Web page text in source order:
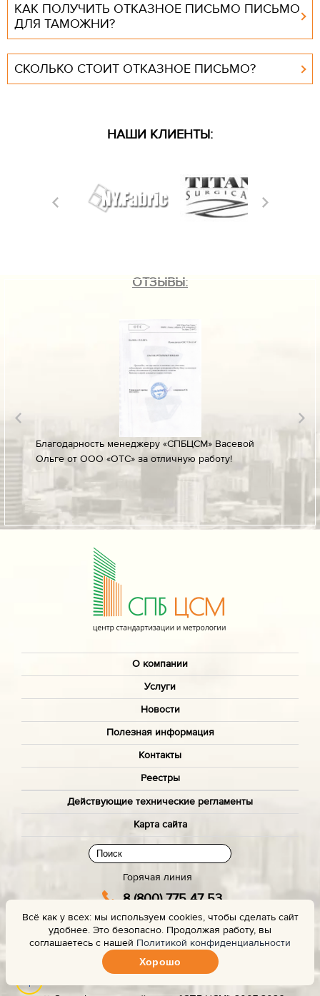
КАК ПОЛУЧИТЬ ОТКАЗНОЕ ПИСЬМО ПИСЬМО
ДЛЯ ТАМОЖНИ?
СКОЛЬКО СТОИТ ОТКАЗНОЕ ПИСЬМО?
НАШИ КЛИЕНТЫ:
ОТЗЫВЫ:
Благодарность менеджеру «СПБЦСМ» Васевой
Ольге от ООО «ОТС» за отличную работу!
О компании
Услуги
Новости
Полезная информация
Контакты
Реестры
Действующие технические регламенты
Карта сайта
Горячая линия
8 (800) 775 47 53
(звонок бесплатный)
Заказать звонок с сайта
Задать вопрос эксперту
Всё как у всех: мы используем cookies, чтобы сделать сайт
удобнее. Это безопасно. Продолжая работу, вы
соглашаетесь с нашей Политикой конфиденциальности
Хорошо